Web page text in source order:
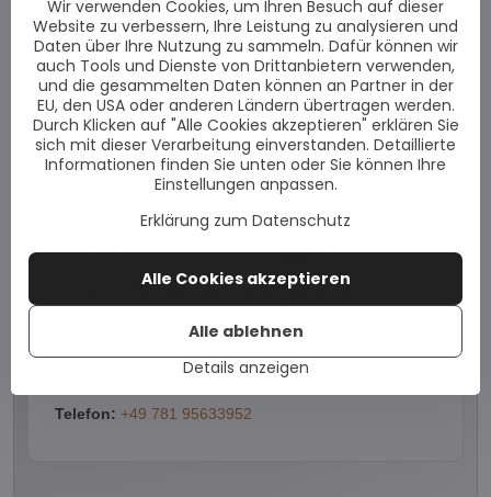
Mehr aus der Kategorie
Sonderpakete mit Geschenk
Repigmentieren Sie Vitiligo
Dermatologische Kaschierung - Kosmetik
Haben Sie weitere Fragen?
Unser Kundenservice hilft Ihnen gerne weiter.
Telefon: +49 781 95633952
Wir verwenden Cookies, um Ihren Besuch auf dieser
Website zu verbessern, Ihre Leistung zu analysieren und
Daten über Ihre Nutzung zu sammeln. Dafür können wir
auch Tools und Dienste von Drittanbietern verwenden,
und die gesammelten Daten können an Partner in der
EU, den USA oder anderen Ländern übertragen werden.
Durch Klicken auf "Alle Cookies akzeptieren" erklären Sie
sich mit dieser Verarbeitung einverstanden. Detaillierte
Informationen finden Sie unten oder Sie können Ihre
Einstellungen anpassen.
Erklärung zum Datenschutz
Details anzeigen
Alle Cookies akzeptieren
Alle ablehnen